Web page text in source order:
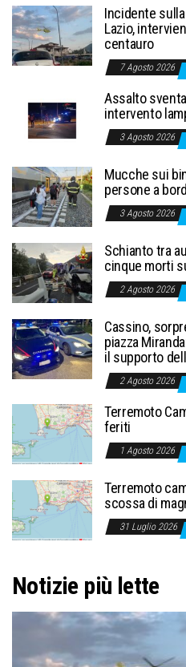
Incidente
Lazio,
centauro
7 Agosto 2026
Assalto
intervento
3 Agosto 2026
Mucche sui
persone a
3 Agosto 2026
Schianto tra
cinque morti
2 Agosto 2026
Cassino,
piazza
il supporto
2 Agosto 2026
Terremoto
feriti
1 Agosto 2026
Terremoto
scossa di
31 Luglio 2026
Notizie più lette